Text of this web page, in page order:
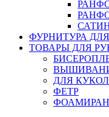
ФУРНИТУРА
ТОВАРЫ ДЛЯ
ДЛЯ
ФЕТР
ФОАМИРАН